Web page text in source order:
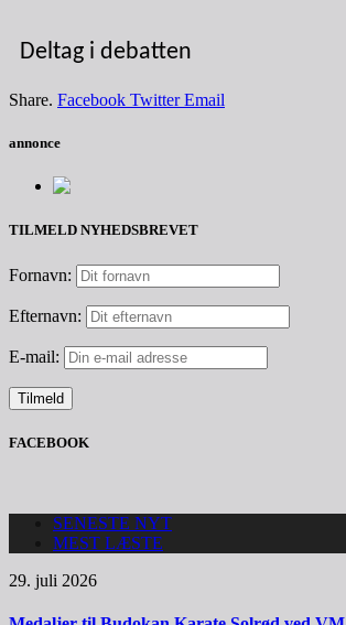
Deltag i debatten
Share. Facebook Twitter Email
annonce
TILMELD NYHEDSBREVET
Fornavn:
Efternavn:
E-mail:
FACEBOOK
SENESTE NYT
MEST LÆSTE
29. juli 2026